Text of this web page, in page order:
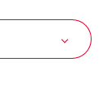
きのこ類